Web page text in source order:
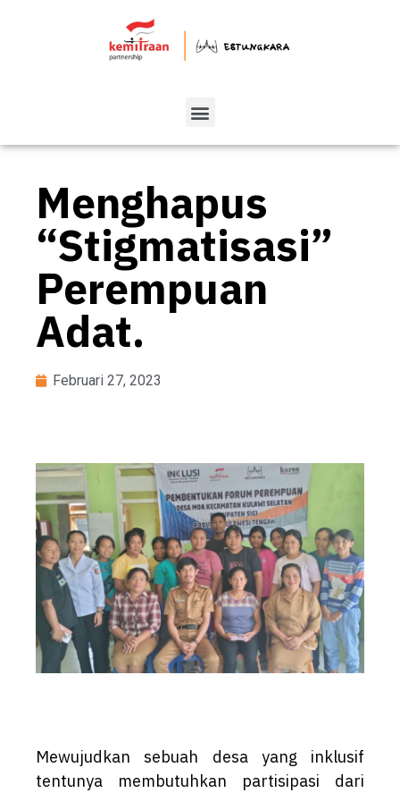
Menghapus
“Stigmatisasi”
Perempuan
Adat.
Februari 27, 2023
Mewujudkan sebuah desa yang inklusif
tentunya membutuhkan partisipasi dari